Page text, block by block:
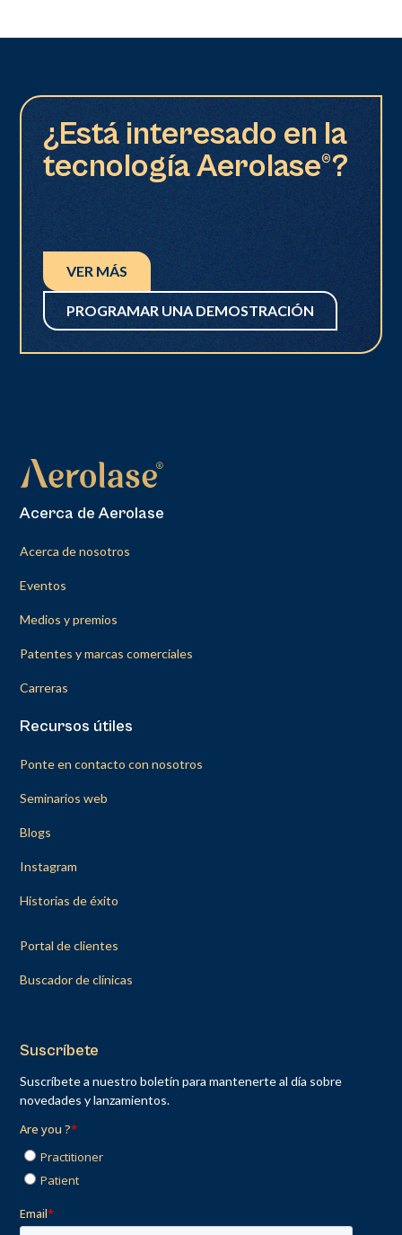
¿Está interesado en la
tecnología Aerolase®?
VER MÁS
PROGRAMAR UNA DEMOSTRACIÓN
Acerca de Aerolase
Acerca de nosotros
Eventos
Medios y premios
Patentes y marcas comerciales
Carreras
Recursos útiles
Ponte en contacto con nosotros
Seminarios web
Blogs
Instagram
Historias de éxito
Portal de clientes
Buscador de clínicas
Suscríbete
Suscríbete a nuestro boletín para mantenerte al día sobre
novedades y lanzamientos.